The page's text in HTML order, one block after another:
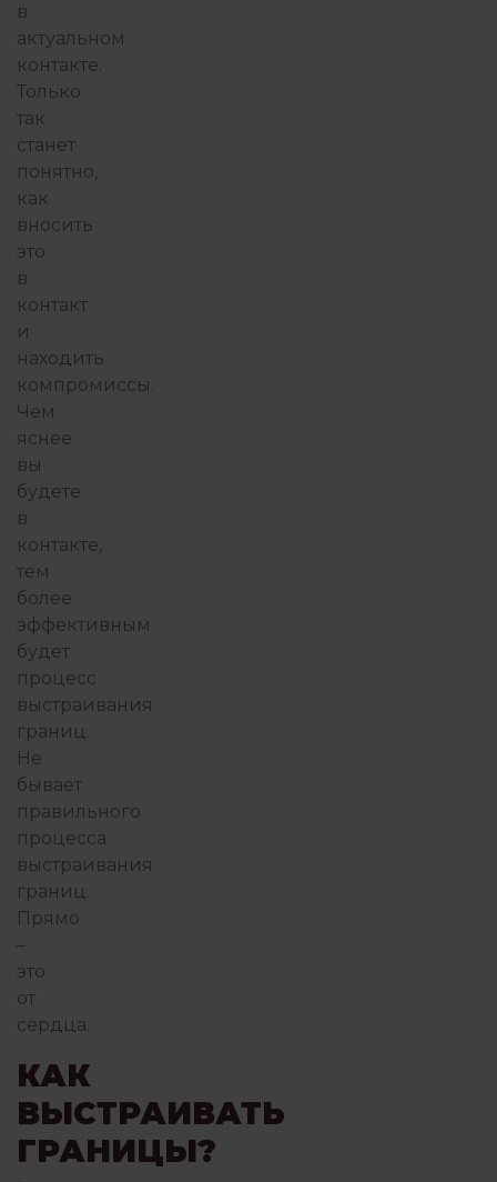
в
актуальном
контакте.
Только
так
станет
понятно,
как
вносить
это
в
контакт
и
находить
компромиссы.
Чем
яснее
вы
будете
в
контакте,
тем
более
эффективным
будет
процесс
выстраивания
границ.
Не
бывает
правильного
процесса
выстраивания
границ.
Прямо
–
это
от
сердца.
КАК
ВЫСТРАИВАТЬ
ГРАНИЦЫ?